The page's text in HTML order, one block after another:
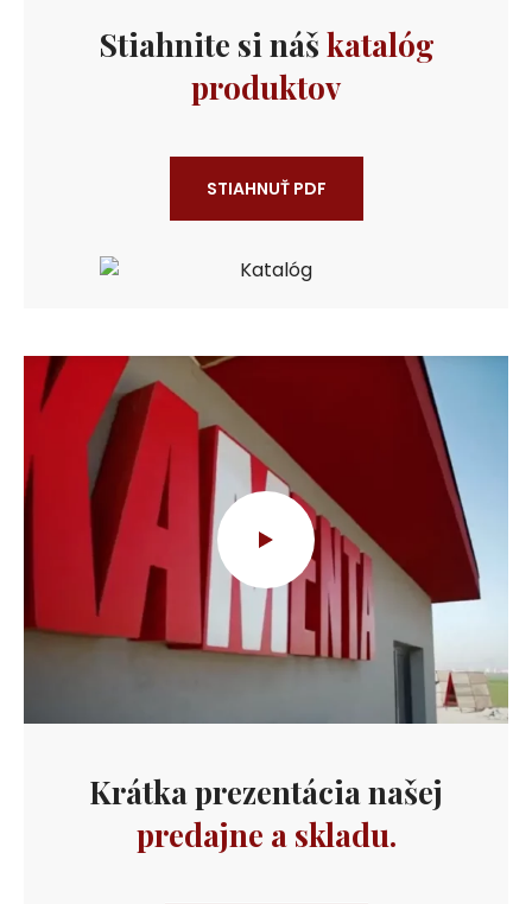
Stiahnite si náš katalóg
produktov
STIAHNUŤ PDF
Krátka prezentácia našej
predajne a skladu.